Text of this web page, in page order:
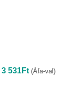
3 531Ft (Áfa-val)